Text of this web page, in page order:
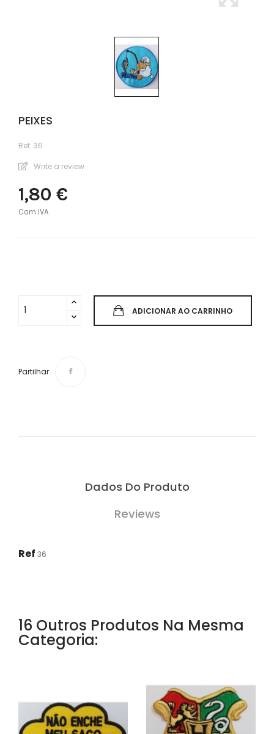
PEIXES
Ref: 36
Write a review
1,80 €
Com IVA
ADICIONAR AO CARRINHO
Partilhar
Dados Do Produto
Reviews
Ref 36
16 Outros Produtos Na Mesma
Categoria: